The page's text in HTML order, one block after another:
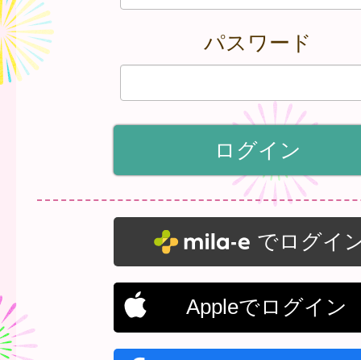
パスワード
でログイ
Appleでログイン